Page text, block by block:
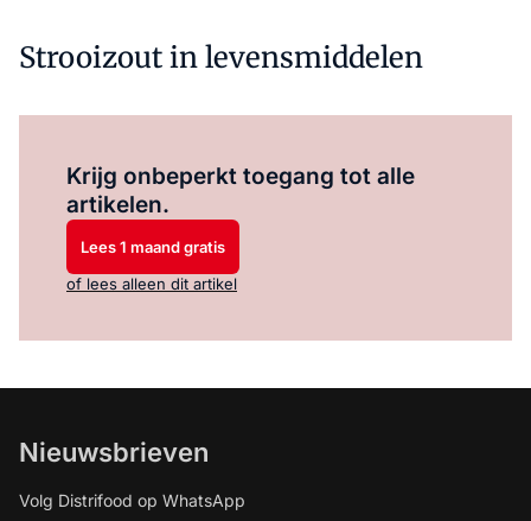
Strooizout in levensmiddelen
Krijg onbeperkt toegang tot alle
artikelen.
Lees 1 maand gratis
of lees alleen dit artikel
Nieuwsbrieven
Volg Distrifood op WhatsApp